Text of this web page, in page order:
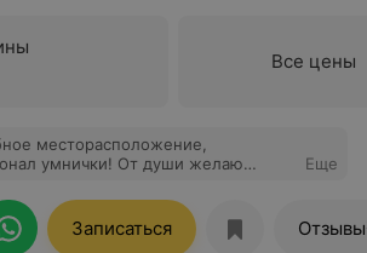
Все цены
месторасположение,
умнички! От души желаю
Еще
Записаться Отзывы